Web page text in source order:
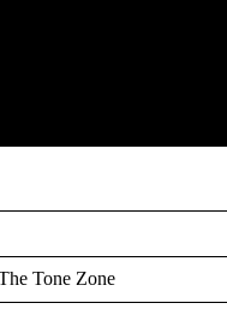
Tone Zone